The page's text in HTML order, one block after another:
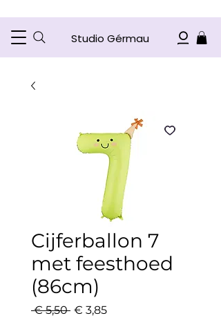
Studio Gérmau
Cijferballon 7
met feesthoed
(86cm)
€ 5,50 Normale
€ 3,85Verkoopprijs